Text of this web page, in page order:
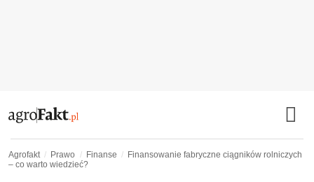
Agrofakt Prawo Finanse
Finansowanie fabryczne ciągników rolniczych
– co warto wiedzieć?